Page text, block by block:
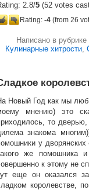
2.8/5 (52 votes
Rating: -4 (from 26
Написано в рубрике
Кулинарные хитрости,
Новый Год как мы
мнению) это
то
знакома
у
же помошника
к этому не
еще он оказался
королевстве,